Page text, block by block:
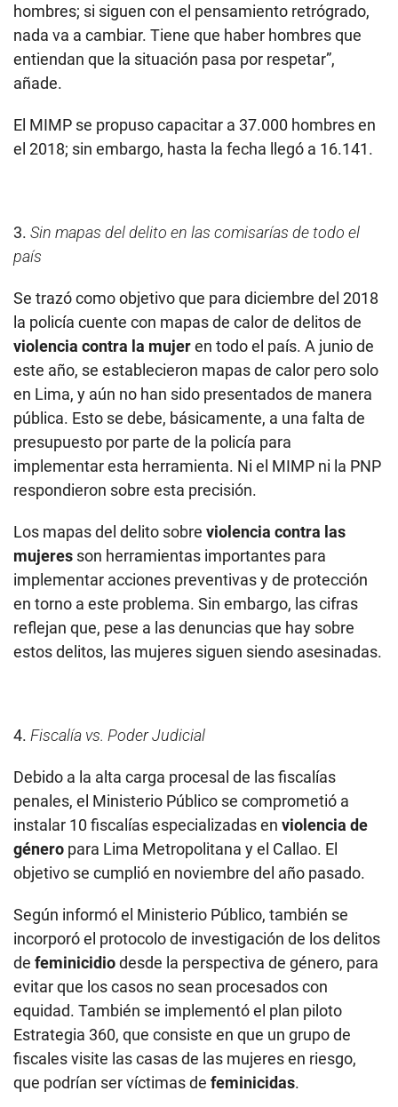
hombres; si siguen con el pensamiento retrógrado,
nada va a cambiar. Tiene que haber hombres que
entiendan que la situación pasa por respetar”,
añade.
El MIMP se propuso capacitar a 37.000 hombres en
el 2018; sin embargo, hasta la fecha llegó a 16.141.
3. Sin mapas del delito en las comisarías de todo el
país
Se trazó como objetivo que para diciembre del 2018
la policía cuente con mapas de calor de delitos de
violencia contra la mujeren todo el país. A junio de
este año, se establecieron mapas de calor pero solo
en Lima, y aún no han sido presentados de manera
pública. Esto se debe, básicamente, a una falta de
presupuesto por parte de la policía para
implementar esta herramienta. Ni el MIMP ni la PNP
respondieron sobre esta precisión.
Los mapas del delito sobre violencia contra las
mujeres son herramientas importantes para
implementar acciones preventivas y de protección
en torno a este problema. Sin embargo, las cifras
reflejan que, pese a las denuncias que hay sobre
estos delitos, las mujeres siguen siendo asesinadas.
4. Fiscalía vs. Poder Judicial
Debido a la alta carga procesal de las fiscalías
penales, el Ministerio Público se comprometió a
instalar 10 fiscalías especializadas en violencia de
género para Lima Metropolitana y el Callao. El
objetivo se cumplió en noviembre del año pasado.
Según informó el Ministerio Público, también se
incorporó el protocolo de investigación de los delitos
de feminicidiodesde la perspectiva de género, para
evitar que los casos no sean procesados con
equidad. También se implementó el plan piloto
Estrategia 360, que consiste en que un grupo de
fiscales visite las casas de las mujeres en riesgo,
que podrían ser víctimas de feminicidas.